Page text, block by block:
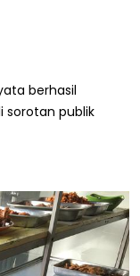
berhasil
sorotan publik